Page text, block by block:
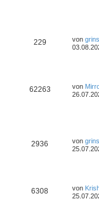
229 von
62263 von
2936 von
6308 von